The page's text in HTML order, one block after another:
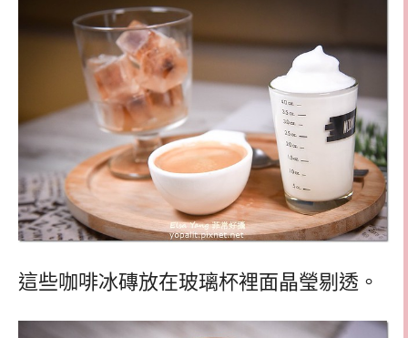
這些咖啡冰磚放在玻璃杯裡面晶瑩剔透。